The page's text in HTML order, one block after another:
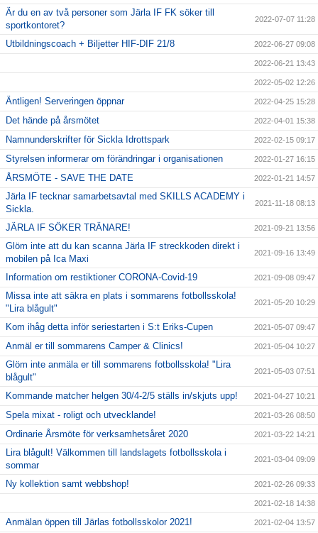
Är du en av två personer som Järla IF FK söker till
sportkontoret?
2022-07-07 11:28
Utbildningscoach + Biljetter HIF-DIF 21/8 2022-06-27 09:08
2022-06-21 13:43
2022-05-02 12:26
Äntligen! Serveringen öppnar 2022-04-25 15:28
Det hände på årsmötet 2022-04-01 15:38
Namnunderskrifter för Sickla Idrottspark 2022-02-15 09:17
Styrelsen informerar om förändringar i organisationen 2022-01-27 16:15
ÅRSMÖTE - SAVE THE DATE 2022-01-21 14:57
Järla IF tecknar samarbetsavtal med SKILLS ACADEMY i
Sickla.
2021-11-18 08:13
JÄRLA IF SÖKER TRÄNARE! 2021-09-21 13:56
Glöm inte att du kan scanna Järla IF streckkoden direkt i
mobilen på Ica Maxi
2021-09-16 13:49
Information om restiktioner CORONA-Covid-19 2021-09-08 09:47
Missa inte att säkra en plats i sommarens fotbollsskola!
"Lira blågult"
2021-05-20 10:29
Kom ihåg detta inför seriestarten i S:t Eriks-Cupen 2021-05-07 09:47
Anmäl er till sommarens Camper & Clinics! 2021-05-04 10:27
Glöm inte anmäla er till sommarens fotbollsskola! "Lira
blågult"
2021-05-03 07:51
Kommande matcher helgen 30/4-2/5 ställs in/skjuts upp! 2021-04-27 10:21
Spela mixat - roligt och utvecklande! 2021-03-26 08:50
Ordinarie Årsmöte för verksamhetsåret 2020 2021-03-22 14:21
Lira blågult! Välkommen till landslagets fotbollsskola i
sommar
2021-03-04 09:09
Ny kollektion samt webbshop! 2021-02-26 09:33
2021-02-18 14:38
Anmälan öppen till Järlas fotbollsskolor 2021! 2021-02-04 13:57